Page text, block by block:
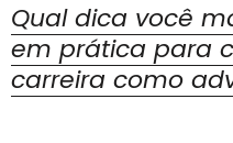
Qual dica você
em prática para
carreira como